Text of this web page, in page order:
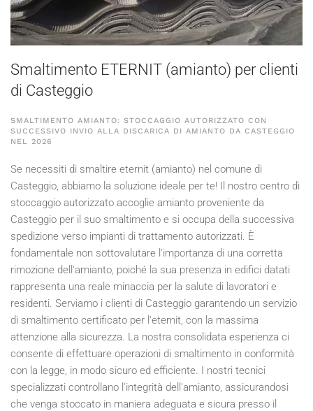
Smaltimento ETERNIT (amianto) per clienti
di Casteggio
SMALTIMENTO AMIANTO: STOCCAGGIO AUTORIZZATO CON
SUCCESSIVO INVIO ALLA DISCARICA DI AMIANTO DA CASTEGGIO
NEL 2026
Se necessiti di smaltire eternit (amianto) nel comune di
Casteggio, abbiamo la soluzione ideale per te! Il nostro centro di
stoccaggio autorizzato accoglie amianto proveniente da
Casteggio per il suo smaltimento e si occupa della successiva
spedizione verso impianti di trattamento autorizzati. È
fondamentale non sottovalutare l'importanza di una corretta
rimozione dell'amianto, poiché la sua presenza in edifici datati
rappresenta una reale minaccia per la salute di lavoratori e
residenti. Serviamo i clienti di Casteggio garantendo un servizio
di smaltimento certificato per l'eternit, con la massima
attenzione alla sicurezza. La nostra consolidata esperienza ci
consente di effettuare operazioni di smaltimento in conformità
con la legge, in modo sicuro ed efficiente. I nostri tecnici
specializzati controllano l'integrità dell'amianto, assicurandosi
che venga stoccato in maniera adeguata e sicura presso il